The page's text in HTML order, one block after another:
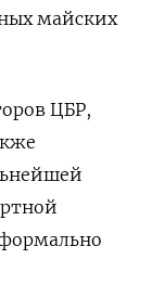
майских
ЦБР,